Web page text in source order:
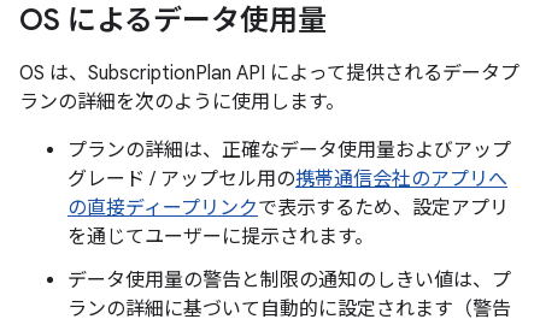
OS によるデータ使用量
OS は、SubscriptionPlan API によって提供されるデータプ
ランの詳細を次のように使用します。
プランの詳細は、正確なデータ使用量およびアップ
グレード / アップセル用の携帯通信会社のアプリへ
の直接ディープリンクで表示するため、設定アプリ
を通じてユーザーに提示されます。
データ使用量の警告と制限の通知のしきい値は、プ
ランの詳細に基づいて自動的に設定されます（警告